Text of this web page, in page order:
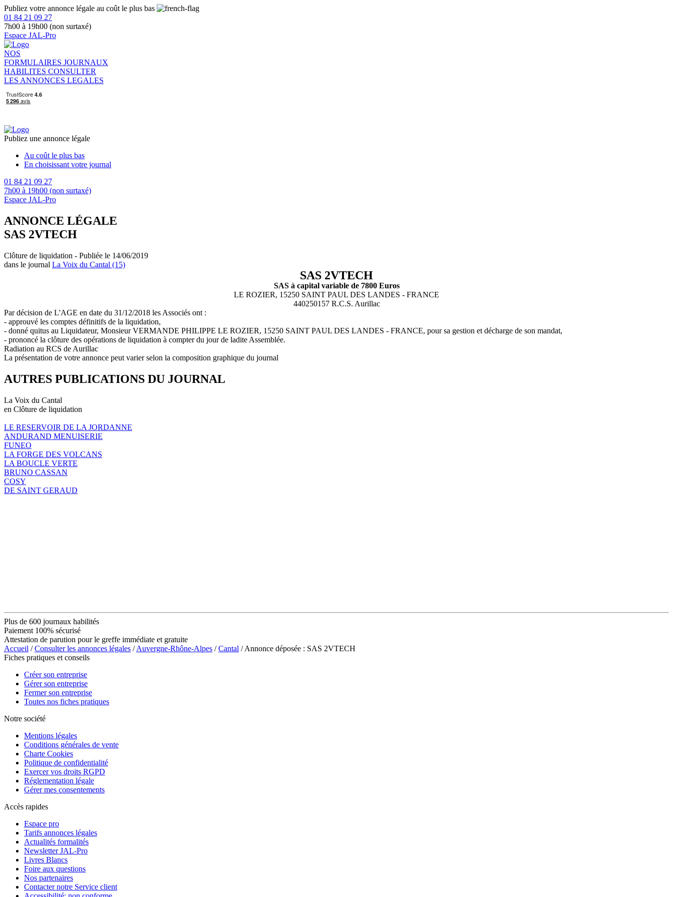
Publiez votre annonce légale au coût le plus bas
01 84 21 09 27
7h00 à 19h00 (non surtaxé)
Espace JAL-Pro
NOS
FORMULAIRES JOURNAUX
HABILITES CONSULTER
LES ANNONCES LEGALES
Publiez une annonce légale
Au coût le plus bas
En choisissant votre journal
01 84 21 09 27
7h00 à 19h00 (non surtaxé)
Espace JAL-Pro
ANNONCE LÉGALE
SAS 2VTECH
Clôture de liquidation - Publiée le 14/06/2019
dans le journal La Voix du Cantal (15)
SAS 2VTECH
SAS à capital variable de 7800 Euros
LE ROZIER, 15250 SAINT PAUL DES LANDES - FRANCE
440250157 R.C.S. Aurillac
Par décision de L'AGE en date du 31/12/2018 les Associés ont :
- approuvé les comptes définitifs de la liquidation,
- donné quitus au Liquidateur, Monsieur VERMANDE PHILIPPE LE ROZIER, 15250 SAINT PAUL DES LANDES - FRANCE, pour sa gestion et décharge de son mandat,
- prononcé la clôture des opérations de liquidation à compter du jour de ladite Assemblée.
Radiation au RCS de Aurillac
La présentation de votre annonce peut varier selon la composition graphique du journal
AUTRES PUBLICATIONS DU JOURNAL
La Voix du Cantal
en Clôture de liquidation
LE RESERVOIR DE LA JORDANNE
ANDURAND MENUISERIE
FUNEO
LA FORGE DES VOLCANS
LA BOUCLE VERTE
BRUNO CASSAN
COSY
DE SAINT GERAUD
Plus de 600 journaux habilités
Paiement 100% sécurisé
Attestation de parution pour le greffe immédiate et gratuite
Accueil /Consulter les annonces légales /Auvergne-Rhône-Alpes /Cantal / Annonce déposée : SAS 2VTECH
Fiches pratiques et conseils
Créer son entreprise
Gérer son entreprise
Fermer son entreprise
Toutes nos fiches pratiques
Notre société
Mentions légales
Conditions générales de vente
Charte Cookies
Politique de confidentialité
Exercer vos droits RGPD
Réglementation légale
Gérer mes consentements
Accès rapides
Espace pro
Tarifs annonces légales
Actualités formalités
Newsletter JAL-Pro
Livres Blancs
Foire aux questions
Nos partenaires
Contacter notre Service client